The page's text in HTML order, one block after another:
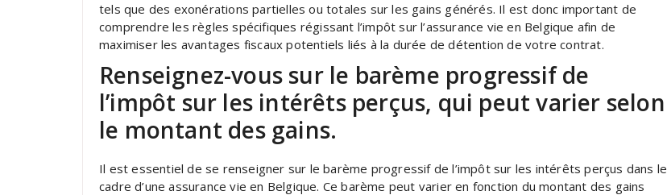
tels que des exonérations partielles ou totales sur les gains générés. Il est donc important de
comprendre les règles spécifiques régissant l’impôt sur l’assurance vie en Belgique afin de
maximiser les avantages fiscaux potentiels liés à la durée de détention de votre contrat.
Renseignez-vous sur le barème progressif de
l’impôt sur les intérêts perçus, qui peut varier selon
le montant des gains.
Il est essentiel de se renseigner sur le barème progressif de l’impôt sur les intérêts perçus dans le
cadre d’une assurance vie en Belgique. Ce barème peut varier en fonction du montant des gains